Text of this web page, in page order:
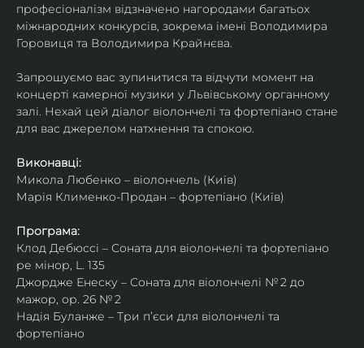
професіоналізм відзначено нагородами багатьох
міжнародних конкурсів, зокрема імені Володимира
Горовиця та Володимира Крайнєва.
Запрошуємо вас зупинитися та відчути момент на
концерті камерної музики у Львівському органному
залі. Нехай цей діалог віолончелі та фортепіано стане
для вас джерелом натхнення та спокою.
Виконавці:
Микола Любенко – віолончель (Київ)
Марія Клименко-Продан – фортепіано (Київ)
Програма:
Клод Дебюссі – Соната для віолончелі та фортепіано
ре мінор, L. 135
Джордже Енеску – Соната для віолончелі № 2 до
мажор, ор. 26 № 2
Надія Буланже – Три п’єси для віолончелі та
фортепіано